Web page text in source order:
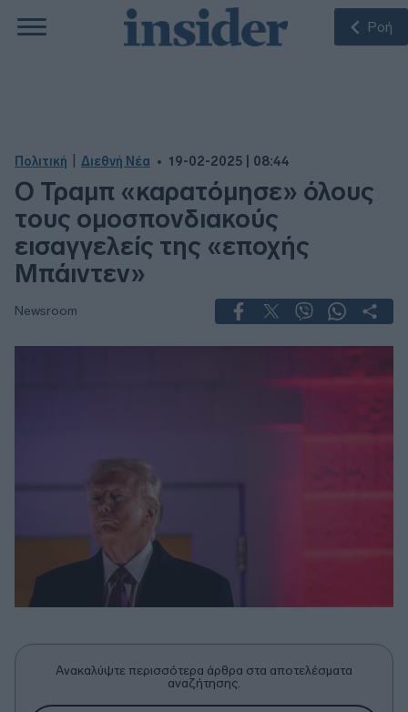
Ροή
Πολιτική Διεθνή Νέα 19-02-2025 | 08:44
Ο Τραμπ «καρατόμησε» όλους
τους ομοσπονδιακούς
εισαγγελείς της «εποχής
Μπάιντεν»
Newsroom
Ανακαλύψτε περισσότερα άρθρα στα αποτελέσματα
αναζήτησης.